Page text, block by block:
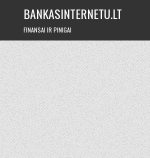
BANKASINTERNETU.LT
FINANSAI IR PINIGAI